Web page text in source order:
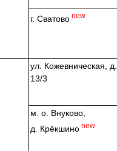
г. Сватово new
ул. Кожевническая , д.
13/3
м. о. Внуково,
д. Крёкшино new